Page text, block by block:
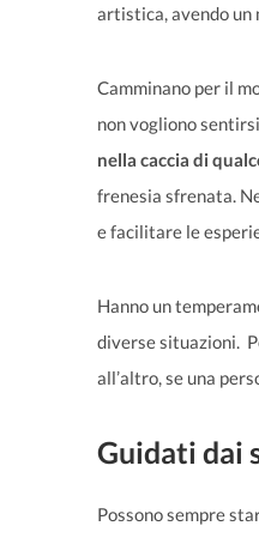
artistica, avendo un
Camminano per il
non vogliono
nella caccia di
frenesia sfrenata.
e facilitare le
Hanno un
diverse situazioni.
all’altro, se una
Guidati dai
Possono sempre